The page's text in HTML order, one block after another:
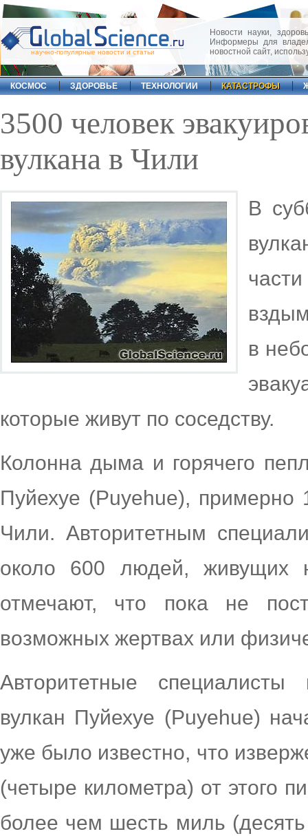
научно-популярные новости и статьи
Новости науки,
Информеры для
новостной сайт,
КОСМОС ЗДОРОВЬЕ ТЕХНОЛОГИИ КАТАСТРОФЫ
3500 человек
вулкана в Чили
В
в
которые живут по соседству.
Колонна дыма и горячего
Пуйехуе (Puyehue), примерно
Чили. Авторитетным
около 600 людей, живущих
отмечают, что пока не
возможных жертвах или
Авторитетные
вулкан Пуйехуе (Puyehue)
уже было известно, что
(четыре километра) от этого
более чем шесть миль